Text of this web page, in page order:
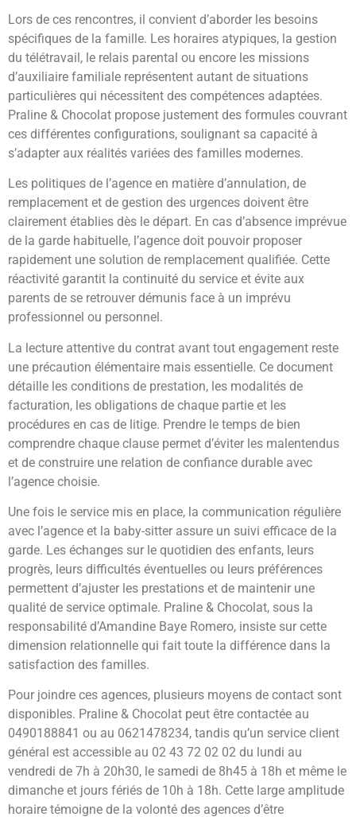
Lors de ces rencontres, il convient d’aborder les besoins
spécifiques de la famille. Les horaires atypiques, la gestion
du télétravail, le relais parental ou encore les missions
d’auxiliaire familiale représentent autant de situations
particulières qui nécessitent des compétences adaptées.
Praline & Chocolat propose justement des formules couvrant
ces différentes configurations, soulignant sa capacité à
s’adapter aux réalités variées des familles modernes.
Les politiques de l’agence en matière d’annulation, de
remplacement et de gestion des urgences doivent être
clairement établies dès le départ. En cas d’absence imprévue
de la garde habituelle, l’agence doit pouvoir proposer
rapidement une solution de remplacement qualifiée. Cette
réactivité garantit la continuité du service et évite aux
parents de se retrouver démunis face à un imprévu
professionnel ou personnel.
La lecture attentive du contrat avant tout engagement reste
une précaution élémentaire mais essentielle. Ce document
détaille les conditions de prestation, les modalités de
facturation, les obligations de chaque partie et les
procédures en cas de litige. Prendre le temps de bien
comprendre chaque clause permet d’éviter les malentendus
et de construire une relation de confiance durable avec
l’agence choisie.
Une fois le service mis en place, la communication régulière
avec l’agence et la baby-sitter assure un suivi efficace de la
garde. Les échanges sur le quotidien des enfants, leurs
progrès, leurs difficultés éventuelles ou leurs préférences
permettent d’ajuster les prestations et de maintenir une
qualité de service optimale. Praline & Chocolat, sous la
responsabilité d’Amandine Baye Romero, insiste sur cette
dimension relationnelle qui fait toute la différence dans la
satisfaction des familles.
Pour joindre ces agences, plusieurs moyens de contact sont
disponibles. Praline & Chocolat peut être contactée au
0490188841 ou au 0621478234, tandis qu’un service client
général est accessible au 02 43 72 02 02 du lundi au
vendredi de 7h à 20h30, le samedi de 8h45 à 18h et même le
dimanche et jours fériés de 10h à 18h. Cette large amplitude
horaire témoigne de la volonté des agences d’être